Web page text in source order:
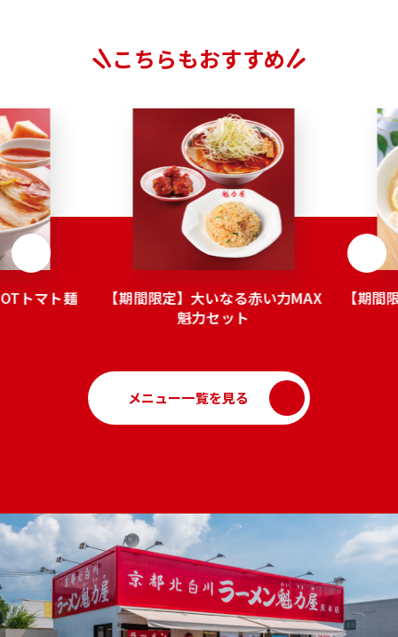
こちらもおすすめ
トマト麺
【期間限定】大いなる赤い力MAX
魁力セット
【期間
メニュー一覧を見る